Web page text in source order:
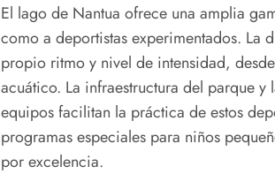
El lago de Nantua ofrece una amplia
como a deportistas experimentados. La
propio ritmo y nivel de intensidad,
acuático. La infraestructura del parque
equipos facilitan la práctica de estos
programas especiales para niños
por excelencia.